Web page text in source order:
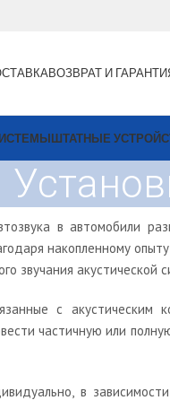
ВОЗВРАТ И
ШТАТНЫЕ
в автомобили
накопленному
звучания акустической
с
частичную или
в